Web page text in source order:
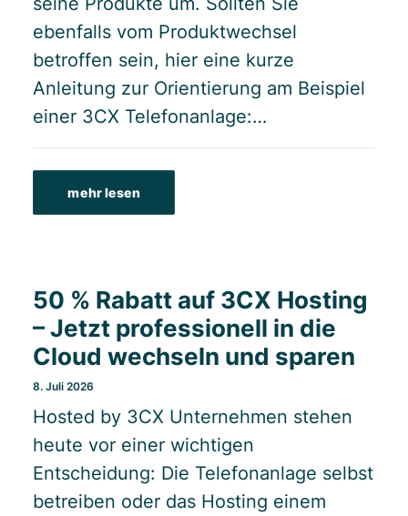
ebenfalls vom Produktwechsel
betroffen sein, hier eine kurze
Anleitung zur Orientierung am Beispiel
einer 3CX Telefonanlage:…
mehr lesen
50 % Rabatt auf 3CX Hosting
– Jetzt professionell in die
Cloud wechseln und sparen
8. Juli 2026
Hosted by 3CX Unternehmen stehen
heute vor einer wichtigen
Entscheidung: Die Telefonanlage selbst
betreiben oder das Hosting einem